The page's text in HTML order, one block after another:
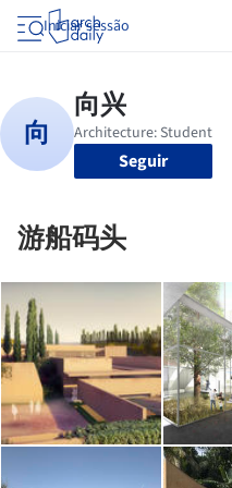
Iniciar sessão
Seguir
游船码头